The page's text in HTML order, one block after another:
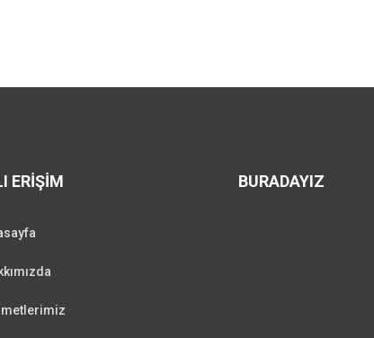
ERİŞİM BURADAYIZ